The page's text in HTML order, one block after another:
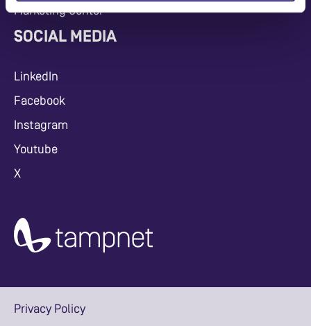
Marketing Center
SOCIAL MEDIA
LinkedIn
Facebook
Instagram
Youtube
X
Privacy Policy